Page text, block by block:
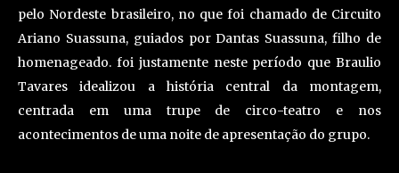
pelo Nordeste brasileiro, no que foi chamado de Circuito
Ariano Suassuna, guiados por Dantas Suassuna, filho de
homenageado. foi justamente neste período que Braulio
Tavares idealizou a história central da montagem,
centrada em uma trupe de circo-teatro e nos
acontecimentos de uma noite de apresentação do grupo.